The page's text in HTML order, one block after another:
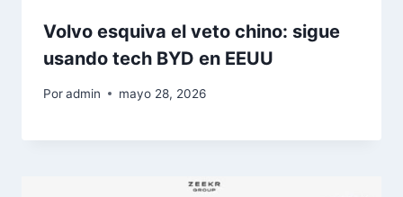
Volvo esquiva el veto chino: sigue
usando tech BYD en EEUU
Poradmin mayo 28, 2026